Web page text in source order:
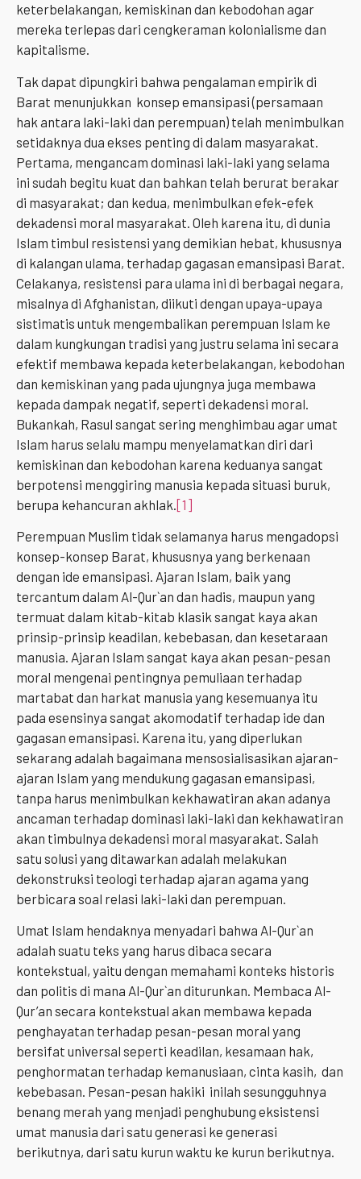
keterbelakangan, kemiskinan dan kebodohan agar
mereka terlepas dari cengkeraman kolonialisme dan
kapitalisme.
Tak dapat dipungkiri bahwa pengalaman empirik di
Barat menunjukkan konsep emansipasi (persamaan
hak antara laki-laki dan perempuan) telah menimbulkan
setidaknya dua ekses penting di dalam masyarakat.
Pertama, mengancam dominasi laki-laki yang selama
ini sudah begitu kuat dan bahkan telah berurat berakar
di masyarakat; dan kedua, menimbulkan efek-efek
dekadensi moral masyarakat. Oleh karena itu, di dunia
Islam timbul resistensi yang demikian hebat, khususnya
di kalangan ulama, terhadap gagasan emansipasi Barat.
Celakanya, resistensi para ulama ini di berbagai negara,
misalnya di Afghanistan, diikuti dengan upaya-upaya
sistimatis untuk mengembalikan perempuan Islam ke
dalam kungkungan tradisi yang justru selama ini secara
efektif membawa kepada keterbelakangan, kebodohan
dan kemiskinan yang pada ujungnya juga membawa
kepada dampak negatif, seperti dekadensi moral.
Bukankah, Rasul sangat sering menghimbau agar umat
Islam harus selalu mampu menyelamatkan diri dari
kemiskinan dan kebodohan karena keduanya sangat
berpotensi menggiring manusia kepada situasi buruk,
berupa kehancuran akhlak. [1]
Perempuan Muslim tidak selamanya harus mengadopsi
konsep-konsep Barat, khususnya yang berkenaan
dengan ide emansipasi. Ajaran Islam, baik yang
tercantum dalam Al-Qur`an dan hadis, maupun yang
termuat dalam kitab-kitab klasik sangat kaya akan
prinsip-prinsip keadilan, kebebasan, dan kesetaraan
manusia. Ajaran Islam sangat kaya akan pesan-pesan
moral mengenai pentingnya pemuliaan terhadap
martabat dan harkat manusia yang kesemuanya itu
pada esensinya sangat akomodatif terhadap ide dan
gagasan emansipasi. Karena itu, yang diperlukan
sekarang adalah bagaimana mensosialisasikan ajaran-
ajaran Islam yang mendukung gagasan emansipasi,
tanpa harus menimbulkan kekhawatiran akan adanya
ancaman terhadap dominasi laki-laki dan kekhawatiran
akan timbulnya dekadensi moral masyarakat. Salah
satu solusi yang ditawarkan adalah melakukan
dekonstruksi teologi terhadap ajaran agama yang
berbicara soal relasi laki-laki dan perempuan.
Umat Islam hendaknya menyadari bahwa Al-Qur`an
adalah suatu teks yang harus dibaca secara
kontekstual, yaitu dengan memahami konteks historis
dan politis di mana Al-Qur`an diturunkan. Membaca Al-
Qur’an secara kontekstual akan membawa kepada
penghayatan terhadap pesan-pesan moral yang
bersifat universal seperti keadilan, kesamaan hak,
penghormatan terhadap kemanusiaan, cinta kasih, dan
kebebasan. Pesan-pesan hakiki inilah sesungguhnya
benang merah yang menjadi penghubung eksistensi
umat manusia dari satu generasi ke generasi
berikutnya, dari satu kurun waktu ke kurun berikutnya.